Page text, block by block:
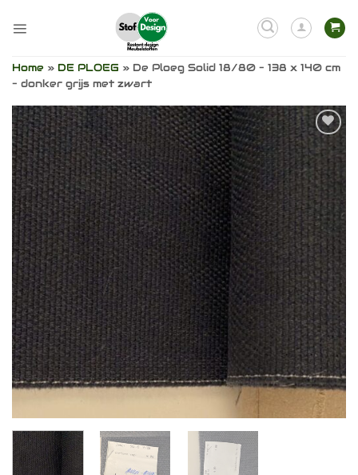
naar
Home » DE PLOEG » De Ploeg Solid 18/80 – 138 x 140 cm
– donker grijs met zwart
Toevoegen
aan
verlanglijst